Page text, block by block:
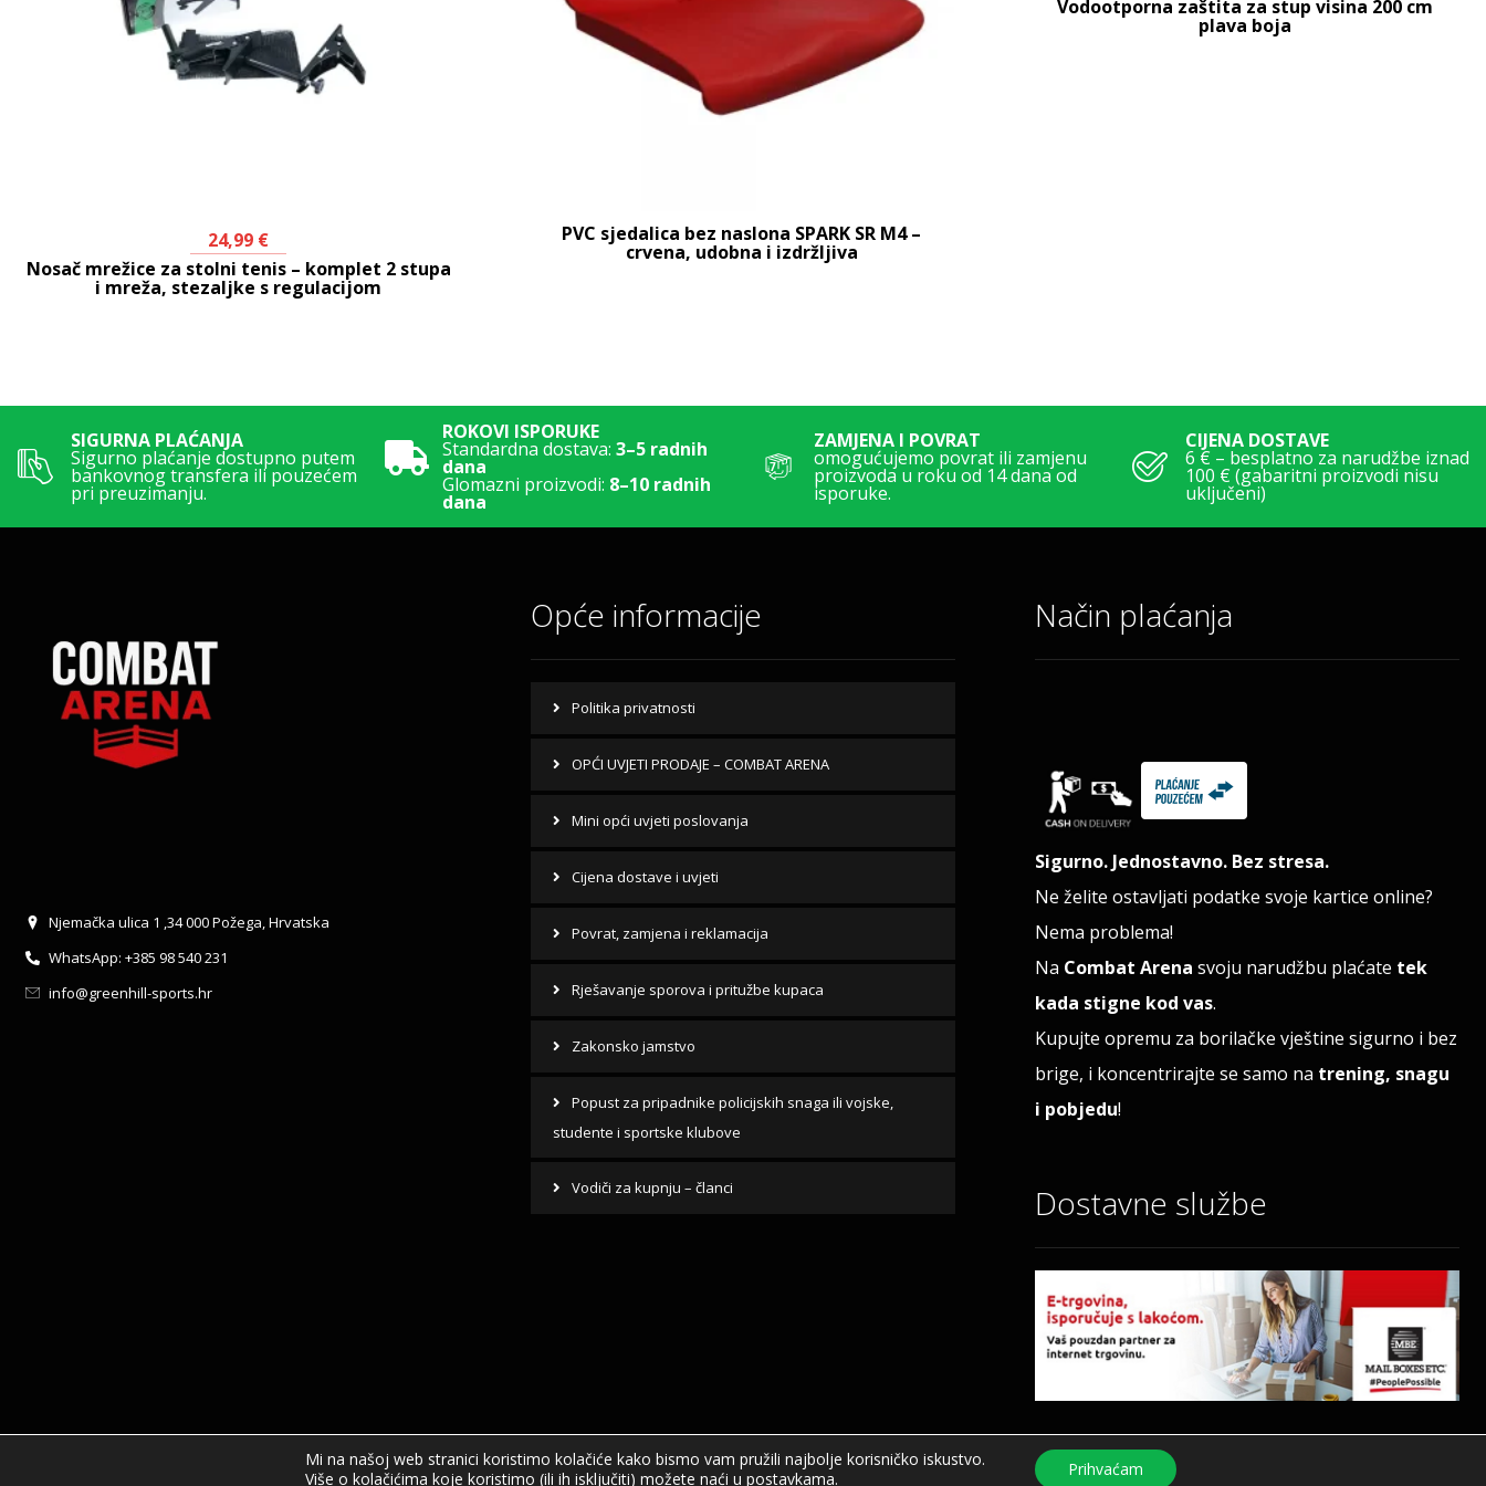
24,99 €
Nosač mrežice za stolni tenis – komplet 2 stupa
i mreža, stezaljke s regulacijom
PVC sjedalica bez naslona SPARK SR M4 –
crvena, udobna i izdržljiva
Vodootporna zaštita za stup visina 200 cm
plava boja
SIGURNA PLAĆANJA
Sigurno plaćanje dostupno putem
bankovnog transfera ili pouzećem
pri preuzimanju.
ROKOVI ISPORUKE
Standardna dostava: 3–5 radnih
dana
Glomazni proizvodi: 8–10 radnih
dana
ZAMJENA I POVRAT
omogućujemo povrat ili zamjenu
proizvoda u roku od 14 dana od
isporuke.
CIJENA DOSTAVE
6 € – besplatno za narudžbe iznad
100 € (gabaritni proizvodi nisu
uključeni)
Njemačka ulica 1 ,34 000 Požega, Hrvatska
WhatsApp: +385 98 540 231
info@greenhill-sports.hr
Opće informacije
Politika privatnosti
OPĆI UVJETI PRODAJE – COMBAT ARENA
Mini opći uvjeti poslovanja
Cijena dostave i uvjeti
Povrat, zamjena i reklamacija
Rješavanje sporova i pritužbe kupaca
Zakonsko jamstvo
Popust za pripadnike policijskih snaga ili vojske,
studente i sportske klubove
Vodiči za kupnju – članci
Način plaćanja
Sigurno. Jednostavno. Bez stresa.
Ne želite ostavljati podatke svoje kartice online?
Nema problema!
Na Combat Arena svoju narudžbu plaćate tek
kada stigne kod vas.
Kupujte opremu za borilačke vještine sigurno i bez
brige, i koncentrirajte se samo na trening, snagu
i pobjedu!
Dostavne službe
Mi na našoj web stranici koristimo kolačiće kako bismo vam pružili najbolje korisničko iskustvo.
Više o kolačićima koje koristimo (ili ih isključiti) možete naći upostavkama. Prihvaćam